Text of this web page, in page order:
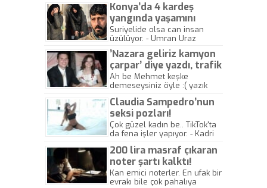
Konya’da 4 kardeş
yangında yaşamını
yitirdi
Suriyelide olsa can insan
üzülüyor. - Umran Uraz
’Nazara geliriz kamyon
çarpar’ diye yazdı, trafik
kazasında öldü!
Ah be Mehmet keşke
demeseysiniz öyle :( yazık
Claudia Sampedro’nun
seksi pozları!
Çok güzel kadın be.. TikTok'ta
da fena işler yapıyor. - Kadri
200 lira masraf çıkaran
noter şartı kalktı!
Kan emici noterler. En ufak bir
evrakı bile çok pahalıya